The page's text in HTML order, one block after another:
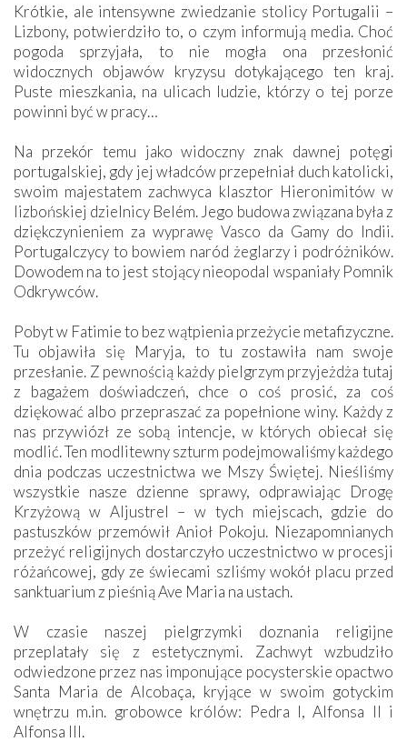
Krótkie, ale intensywne zwiedzanie stolicy Portugalii –
Lizbony, potwierdziło to, o czym informują media. Choć
pogoda sprzyjała, to nie mogła ona przesłonić
widocznych objawów kryzysu dotykającego ten kraj.
Puste mieszkania, na ulicach ludzie, którzy o tej porze
powinni być w pracy…
Na przekór temu jako widoczny znak dawnej potęgi
portugalskiej, gdy jej władców przepełniał duch katolicki,
swoim majestatem zachwyca klasztor Hieronimitów w
lizbońskiej dzielnicy Belém. Jego budowa związana była z
dziękczynieniem za wyprawę Vasco da Gamy do Indii.
Portugalczycy to bowiem naród żeglarzy i podróżników.
Dowodem na to jest stojący nieopodal wspaniały Pomnik
Odkrywców.
Pobyt w Fatimie to bez wątpienia przeżycie metafizyczne.
Tu objawiła się Maryja, to tu zostawiła nam swoje
przesłanie. Z pewnością każdy pielgrzym przyjeżdża tutaj
z bagażem doświadczeń, chce o coś prosić, za coś
dziękować albo przepraszać za popełnione winy. Każdy z
nas przywiózł ze sobą intencje, w których obiecał się
modlić. Ten modlitewny szturm podejmowaliśmy każdego
dnia podczas uczestnictwa we Mszy Świętej. Nieśliśmy
wszystkie nasze dzienne sprawy, odprawiając Drogę
Krzyżową w Aljustrel – w tych miejscach, gdzie do
pastuszków przemówił Anioł Pokoju. Niezapomnianych
przeżyć religijnych dostarczyło uczestnictwo w procesji
różańcowej, gdy ze świecami szliśmy wokół placu przed
sanktuarium z pieśnią Ave Maria na ustach.
W czasie naszej pielgrzymki doznania religijne
przeplatały się z estetycznymi. Zachwyt wzbudziło
odwiedzone przez nas imponujące pocysterskie opactwo
Santa Maria de Alcobaça, kryjące w swoim gotyckim
wnętrzu m.in. grobowce królów: Pedra I, Alfonsa II i
Alfonsa III.